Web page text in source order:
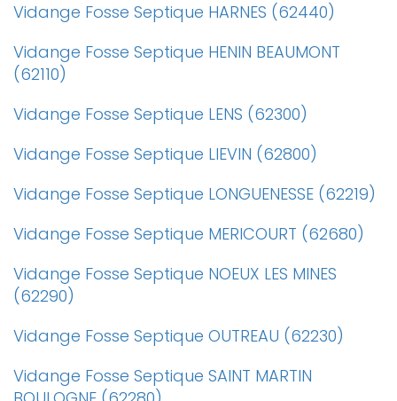
Vidange Fosse Septique HARNES (62440)
Vidange Fosse Septique HENIN BEAUMONT
(62110)
Vidange Fosse Septique LENS (62300)
Vidange Fosse Septique LIEVIN (62800)
Vidange Fosse Septique LONGUENESSE (62219)
Vidange Fosse Septique MERICOURT (62680)
Vidange Fosse Septique NOEUX LES MINES
(62290)
Vidange Fosse Septique OUTREAU (62230)
Vidange Fosse Septique SAINT MARTIN